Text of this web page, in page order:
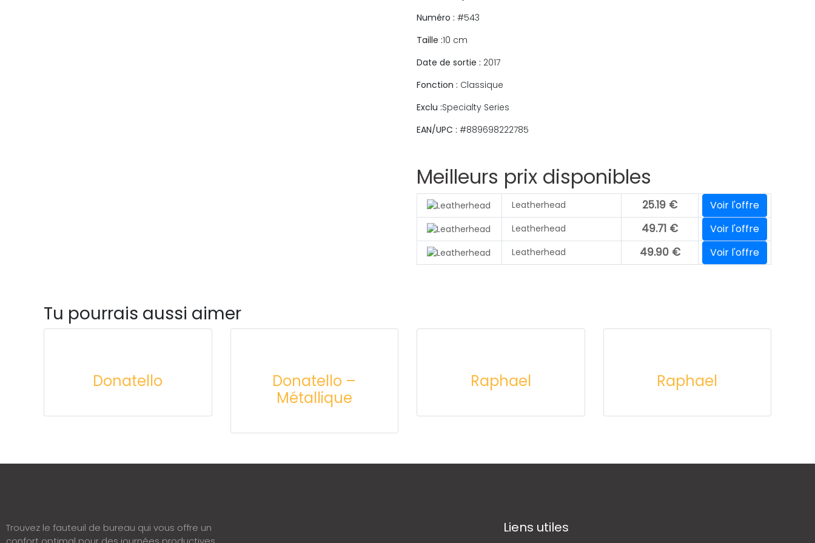
Numéro : #543
Taille :10 cm
Date de sortie : 2017
Fonction : Classique
Exclu :Specialty Series
EAN/UPC : #889698222785
Meilleurs prix disponibles
Leatherhead 25.19 € Voir l'offre
Leatherhead 49.71 € Voir l'offre
Leatherhead 49.90 € Voir l'offre
Tu pourrais aussi aimer
Donatello
Donatello –
Métallique
Raphael Raphael
Trouvez le fauteuil de bureau qui vous offre un
Liens utiles